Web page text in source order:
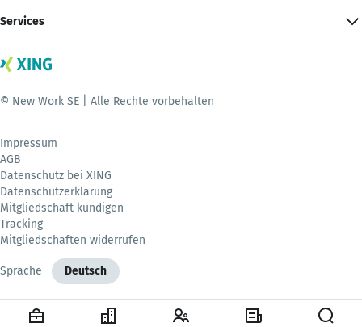
Services
© New Work SE | Alle Rechte vorbehalten
Impressum
AGB
Datenschutz bei XING
Datenschutzerklärung
Mitgliedschaft kündigen
Tracking
Mitgliedschaften widerrufen
Sprache Deutsch